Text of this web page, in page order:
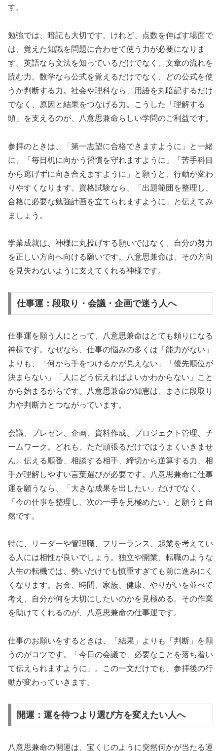
す。
勉強では、暗記も大切です。けれど、点数を伸ばす場面で
は、覚えた知識を問題に合わせて使う力が必要になりま
す。英語なら文法を知っているだけでなく、文章の流れを
読む力。数学なら公式を覚えるだけでなく、どの公式を使
うか判断する力。社会や理科なら、用語を丸暗記するだけ
でなく、原因と結果をつなげる力。こうした「理解する
頭」を支えるのが、八意思兼命らしい学問のご利益です。
参拝のときは、「第一志望に合格できますように」と一緒
に、「毎日机に向かう習慣を守れますように」「苦手科目
から逃げずに向き合えますように」と願うと、行動が変わ
りやすくなります。資格試験なら、「出題範囲を整理し、
合格に必要な勉強計画を立てられますように」と伝えてみ
ましょう。
学業成就は、神様に丸投げする願いではなく、自分の努力
を正しい方向へ向ける願いです。八意思兼命は、その方向
を見失わないように支えてくれる神様です。
仕事運：段取り・会議・企画で迷う人へ
仕事運を願う人にとって、八意思兼命はとても頼りになる
神様です。なぜなら、仕事の悩みの多くは「能力がない」
よりも、「何から手をつけるかが見えない」「優先順位が
決まらない」「人にどう伝えればよいかわからない」こと
から始まるからです。八意思兼命の知恵は、まさに段取り
力や判断力とつながっています。
会議、プレゼン、企画、資料作成、プロジェクト管理、チ
ームワーク。どれも、ただ頑張るだけではうまくいきませ
ん。伝える順番、相談する相手、締切から逆算する力、相
手が理解しやすい言葉選びが必要です。八意思兼命に仕事
運を願うなら、「大きな成果を出したい」だけでなく、
「今の仕事を整理し、次の一手を見極めたい」と願うと自
然です。
特に、リーダーや管理職、フリーランス、起業を考えてい
る人には相性が良いでしょう。独立や開業、転職のような
人生の転機では、勢いだけでも慎重すぎても前に進みにく
くなります。お金、時間、家族、健康、やりがいを並べて
考え、自分が何を大切にしたいのかを見極める。その作業
を助けてくれるのが、八意思兼命の仕事運です。
仕事のお願いをするときは、「結果」よりも「判断」を願
うのがコツです。「今日の会議で、必要なことを落ち着い
て伝えられますように」。この一文だけでも、参拝後の行
動が変わっていきます。
開運：運を待つより選び方を変えたい人へ
八意思兼命の開運は、宝くじのように突然何かが当たる運